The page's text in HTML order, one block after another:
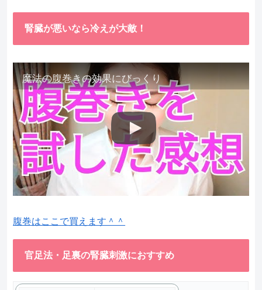
腎臓が悪いなら冷えが大敵！
魔法の腹巻きの効果にびっくり
腹巻はここで買えます＾＾
官足法・足裏の腎臓刺激におすすめ